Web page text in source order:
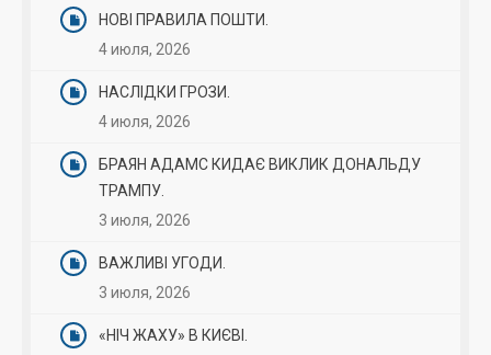
НОВІ ПРАВИЛА ПОШТИ.
4 июля, 2026
НАСЛІДКИ ГРОЗИ.
4 июля, 2026
БРАЯН АДАМС КИДАЄ ВИКЛИК ДОНАЛЬДУ
ТРАМПУ.
3 июля, 2026
ВАЖЛИВІ УГОДИ.
3 июля, 2026
«НІЧ ЖАХУ» В КИЄВІ.